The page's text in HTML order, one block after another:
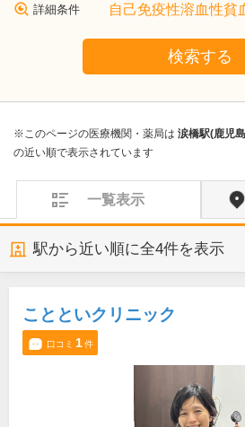
詳細条件 自己免疫性溶血性貧
検索する
※このページの医療機関・薬局は 涙橋駅(鹿児
の近い順で表示されています
一覧表示
駅から近い順に全4件を表示
ことといクリニック
口コミ 1件